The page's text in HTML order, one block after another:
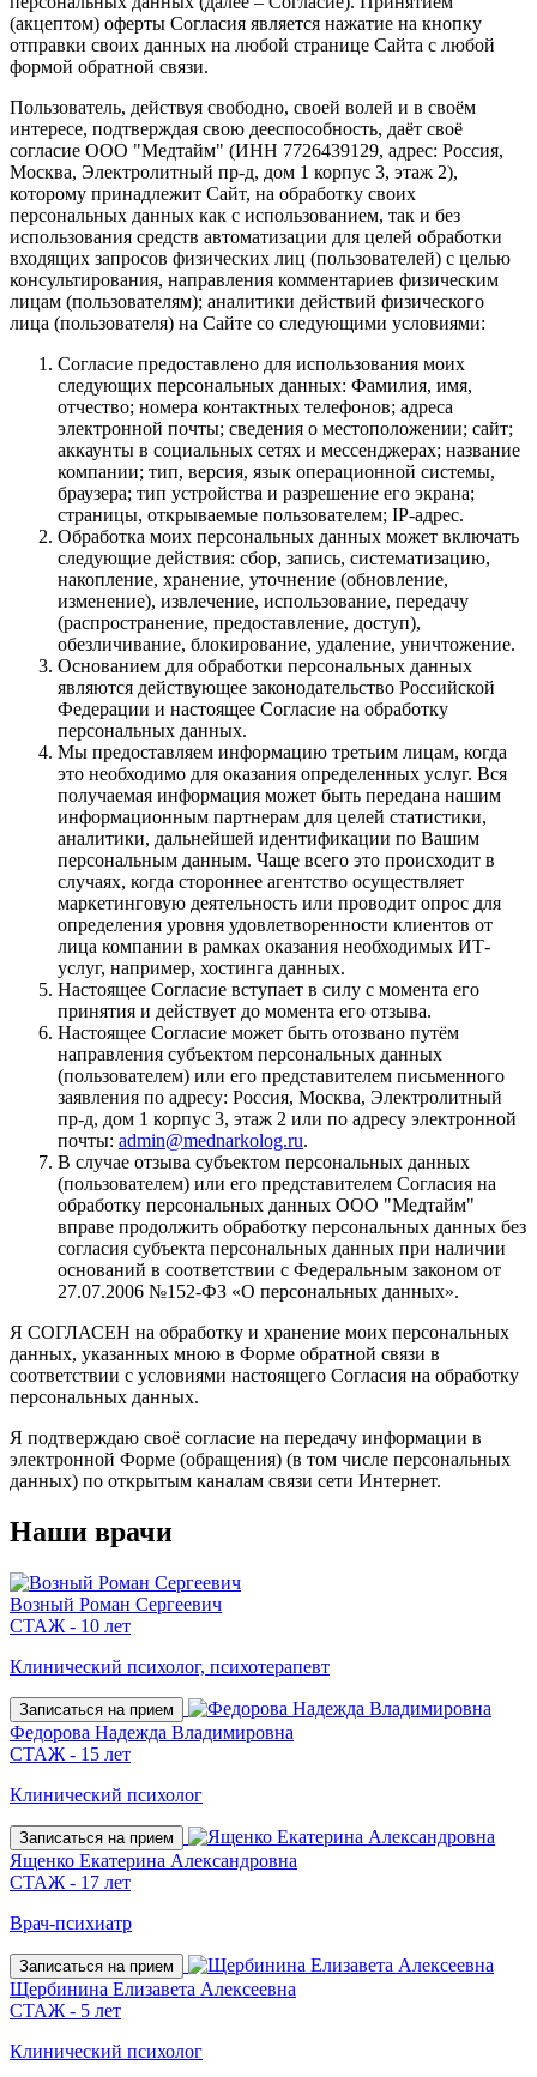
(акцептом) оферты Согласия является нажатие на кнопку
отправки своих данных на любой странице Сайта с любой
формой обратной связи.
Пользователь, действуя свободно, своей волей и в своём
интересе, подтверждая свою дееспособность, даёт своё
согласие ООО "Медтайм" (ИНН 7726439129, адрес: Россия,
Москва, Электролитный пр-д, дом 1 корпус 3, этаж 2),
которому принадлежит Сайт, на обработку своих
персональных данных как с использованием, так и без
использования средств автоматизации для целей обработки
входящих запросов физических лиц (пользователей) с целью
консультирования, направления комментариев физическим
лицам (пользователям); аналитики действий физического
лица (пользователя) на Сайте со следующими условиями:
Согласие предоставлено для использования моих
следующих персональных данных: Фамилия, имя,
отчество; номера контактных телефонов; адреса
электронной почты; сведения о местоположении; сайт;
аккаунты в социальных сетях и мессенджерах; название
компании; тип, версия, язык операционной системы,
браузера; тип устройства и разрешение его экрана;
страницы, открываемые пользователем; IP-адрес.
Обработка моих персональных данных может включать
следующие действия: сбор, запись, систематизацию,
накопление, хранение, уточнение (обновление,
изменение), извлечение, использование, передачу
(распространение, предоставление, доступ),
обезличивание, блокирование, удаление, уничтожение.
Основанием для обработки персональных данных
являются действующее законодательство Российской
Федерации и настоящее Согласие на обработку
персональных данных.
Мы предоставляем информацию третьим лицам, когда
это необходимо для оказания определенных услуг. Вся
получаемая информация может быть передана нашим
информационным партнерам для целей статистики,
аналитики, дальнейшей идентификации по Вашим
персональным данным. Чаще всего это происходит в
случаях, когда стороннее агентство осуществляет
маркетинговую деятельность или проводит опрос для
определения уровня удовлетворенности клиентов от
лица компании в рамках оказания необходимых ИТ-
услуг, например, хостинга данных.
Настоящее Согласие вступает в силу с момента его
принятия и действует до момента его отзыва.
Настоящее Согласие может быть отозвано путём
направления субъектом персональных данных
(пользователем) или его представителем письменного
заявления по адресу: Россия, Москва, Электролитный
пр-д, дом 1 корпус 3, этаж 2 или по адресу электронной
почты: admin@mednarkolog.ru.
В случае отзыва субъектом персональных данных
(пользователем) или его представителем Согласия на
обработку персональных данных ООО "Медтайм"
вправе продолжить обработку персональных данных без
согласия субъекта персональных данных при наличии
оснований в соответствии с Федеральным законом от
27.07.2006 №152-ФЗ «О персональных данных».
Я СОГЛАСЕН на обработку и хранение моих персональных
данных, указанных мною в Форме обратной связи в
соответствии с условиями настоящего Согласия на обработку
персональных данных.
Я подтверждаю своё согласие на передачу информации в
электронной Форме (обращения) (в том числе персональных
данных) по открытым каналам связи сети Интернет.
Наши врачи
Возный Роман Сергеевич
СТАЖ - 10 лет
Клинический психолог, психотерапевт
Записаться на прием
Федорова Надежда Владимировна
СТАЖ - 15 лет
Клинический психолог
Записаться на прием
Ященко Екатерина Александровна
СТАЖ - 17 лет
Врач-психиатр
Записаться на прием
Щербинина Елизавета Алексеевна
СТАЖ - 5 лет
Клинический психолог